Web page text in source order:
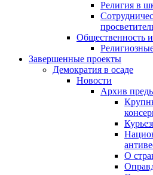
Религия в
Общественность
Завершенные проекты
Демократия в осаде
Новости
Архив
О